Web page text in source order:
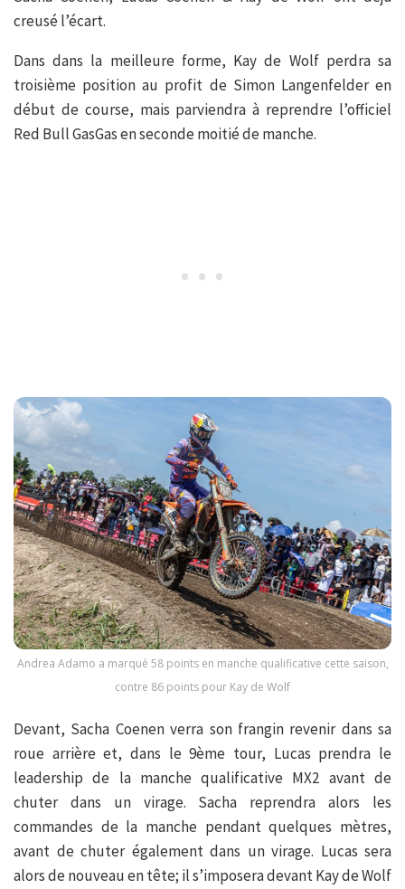
creusé l’écart.
Dans dans la meilleure forme, Kay de Wolf perdra sa
troisième position au profit de Simon Langenfelder en
début de course, mais parviendra à reprendre l’officiel
Red Bull GasGas en seconde moitié de manche.
Andrea Adamo a marqué 58 points en manche qualificative cette saison,
contre 86 points pour Kay de Wolf
Devant, Sacha Coenen verra son frangin revenir dans sa
roue arrière et, dans le 9ème tour, Lucas prendra le
leadership de la manche qualificative MX2 avant de
chuter dans un virage. Sacha reprendra alors les
commandes de la manche pendant quelques mètres,
avant de chuter également dans un virage. Lucas sera
alors de nouveau en tête; il s’imposera devant Kay de Wolf